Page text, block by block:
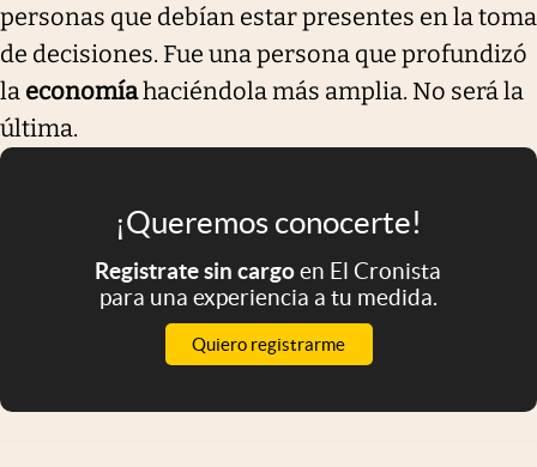
personas que debían estar presentes en la toma
de decisiones. Fue una persona que profundizó
la economíahaciéndola más amplia. No será la
última.
¡Queremos conocerte!
Registrate sin cargoen El Cronista
para una experiencia a tu medida.
Quiero registrarme